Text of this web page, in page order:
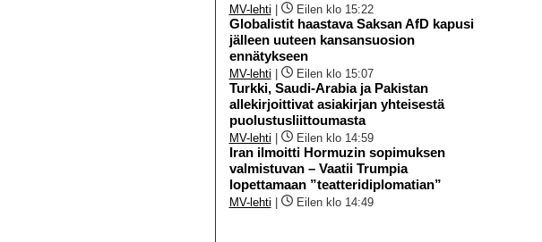
MV-lehti Eilen klo 15:22
Globalistit haastava Saksan AfD kapusi
jälleen uuteen kansansuosion
ennätykseen
MV-lehti Eilen klo 15:07
Turkki, Saudi-Arabia ja Pakistan
allekirjoittivat asiakirjan yhteisestä
puolustusliittoumasta
MV-lehti Eilen klo 14:59
Iran ilmoitti Hormuzin sopimuksen
valmistuvan – Vaatii Trumpia
lopettamaan ”teatteridiplomatian”
MV-lehti Eilen klo 14:49